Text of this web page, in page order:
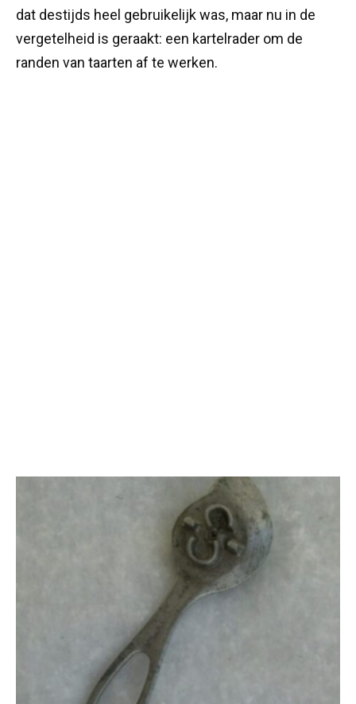
dat destijds heel gebruikelijk was, maar nu in de
vergetelheid is geraakt: een kartelrader om de
randen van taarten af te werken.